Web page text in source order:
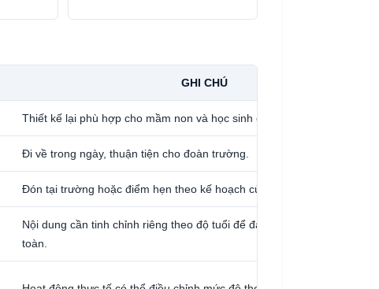
GHI CHÚ
Thiết kế lại phù hợp cho mầm non và học sinh cấp 1.
Đi về trong ngày, thuận tiện cho đoàn trường.
Đón tại trường hoặc điểm hẹn theo kế hoạch của nhà trường.
Nội dung cần tinh chỉnh riêng theo độ tuổi để đảm bảo vừa sức và an
toàn.